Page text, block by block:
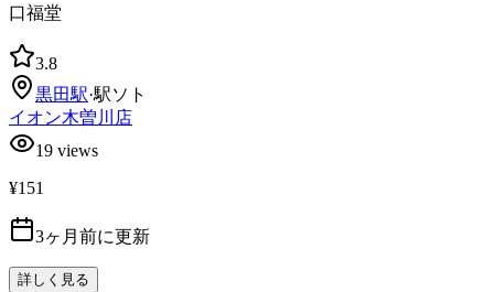
口福堂
3.8
黒田駅·駅ソト
イオン木曽川店
19 views
¥151
3ヶ月前に更新
詳しく見る